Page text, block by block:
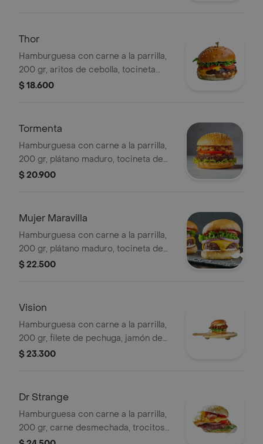
Thor
Hamburguesa con carne a la parrilla,
200 gr, aritos de cebolla, tocineta
ahumada, vegetales de temporada,
$ 18.600
Tormenta
Hamburguesa con carne a la parrilla,
200 gr, plátano maduro, tocineta de
cerdo ahumado, chorizo de carne y
$ 20.900
Mujer Maravilla
Hamburguesa con carne a la parrilla,
200 gr, plátano maduro, tocineta de
cerdo ahumado, huevo a la plancha,
$ 22.500
Vision
Hamburguesa con carne a la parrilla,
200 gr, filete de pechuga, jamón de
cerdo ahumado, vegetales de
$ 23.300
Dr Strange
Hamburguesa con carne a la parrilla,
200 gr, carne desmechada, trocitos
de jalapeño, aguacate, nachos,